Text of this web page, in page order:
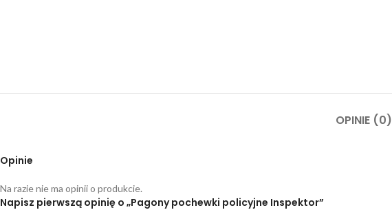
OPINIE (0)
Opinie
Na razie nie ma opinii o produkcie.
Napisz pierwszą opinię o „Pagony pochewki policyjne Inspektor”